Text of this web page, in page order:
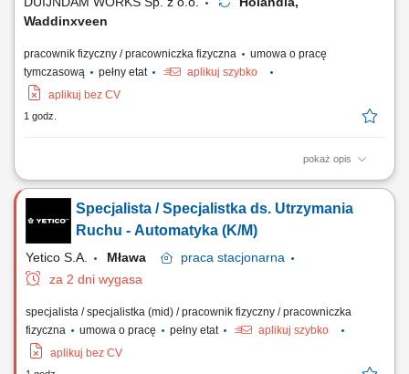
Waddinxveen
pracownik fizyczny / pracowniczka fizyczna
umowa o pracę
tymczasową
pełny etat
aplikuj szybko
aplikuj bez CV
1 godz.
pokaż opis
Zadania Weryfikacja stanu świeżości produktów i odrzucanie sztuk
niespełniających norm; Sortowanie oraz pakowanie asortymentu
roślinnego według wytycznych klienta; Rozmieszczanie i układanie
zbiorczych opakowań oraz skrzynek z towarem; Przestrzeganie
przepisów sanitarnych i higienicznych...
Specjalista / Specjalistka ds. Utrzymania
Ruchu - Automatyka (K/M)
Yetico S.A. Mława praca stacjonarna
za 2 dni wygasa
specjalista / specjalistka (mid) / pracownik fizyczny / pracowniczka
fizyczna
umowa o pracę pełny etat
aplikuj szybko
aplikuj bez CV